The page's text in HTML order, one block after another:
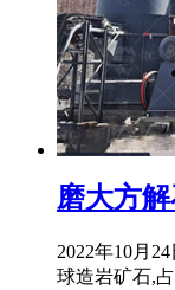
磨大方
2022年10月
球造岩矿石,